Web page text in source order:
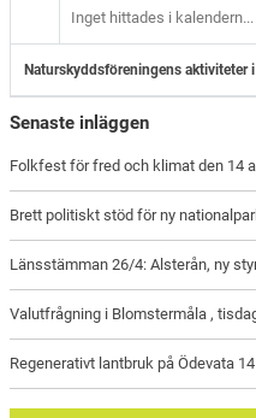
Inget hittades i kalendern...
Naturskyddsföreningens aktiviteter i
Senaste inläggen
Folkfest för fred och klimat den 14
Brett politiskt stöd för ny
Länsstämman 26/4: Alsterån, ny
Valutfrågning i Blomstermåla ,
Regenerativt lantbruk på Ödevata